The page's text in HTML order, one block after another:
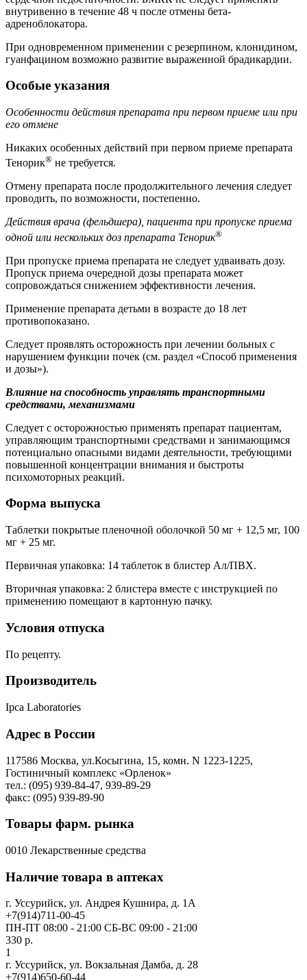
внутривенно в течение 48 ч после отмены бета-
адреноблокатора.
При одновременном применении с резерпином, клонидином,
гуанфацином возможно развитие выраженной брадикардии.
Особые указания
Особенности действия препарата при первом приеме или при
его отмене
Никаких особенных действий при первом приеме препарата
Тенорик® не требуется.
Отмену препарата после продолжительного лечения следует
проводить, по возможности, постепенно.
Действия врача (фельдшера), пациента при пропуске приема
одной или нескольких доз препарата Тенорик®
При пропуске приема препарата не следует удваивать дозу.
Пропуск приема очередной дозы препарата может
сопровождаться снижением эффективности лечения.
Применение препарата детьми в возрасте до 18 лет
противопоказано.
Следует проявлять осторожность при лечении больных с
нарушением функции почек (см. раздел «Способ применения
и дозы»).
Влияние на способность управлять транспортными
средствами, механизмами
Следует с осторожностью применять препарат пациентам,
управляющим транспортными средствами и занимающимся
потенциально опасными видами деятельности, требующими
повышенной концентрации внимания и быстроты
психомоторных реакций.
Форма выпуска
Таблетки покрытые пленочной оболочкой 50 мг + 12,5 мг, 100
мг + 25 мг.
Первичная упаковка: 14 таблеток в блистер Ал/ПВХ.
Вторичная упаковка: 2 блистера вместе с инструкцией по
применению помещают в картонную пачку.
Условия отпуска
По рецепту.
Производитель
Ipca Laboratories
Адрес в России
117586 Москва, ул.Косыгина, 15, комн. N 1223-1225,
Гостиничный комплекс «Орленок»
тел.: (095) 939-84-47, 939-89-29
факс: (095) 939-89-90
Товары фарм. рынка
0010 Лекарственные средства
Наличие товара в аптеках
г. Уссурийск, ул. Андрея Кушнира, д. 1А
+7(914)711-00-45
ПН-ПТ 08:00 - 21:00 СБ-ВС 09:00 - 21:00
330 р.
1
г. Уссурийск, ул. Вокзальная Дамба, д. 28
+7(914)650-60-44